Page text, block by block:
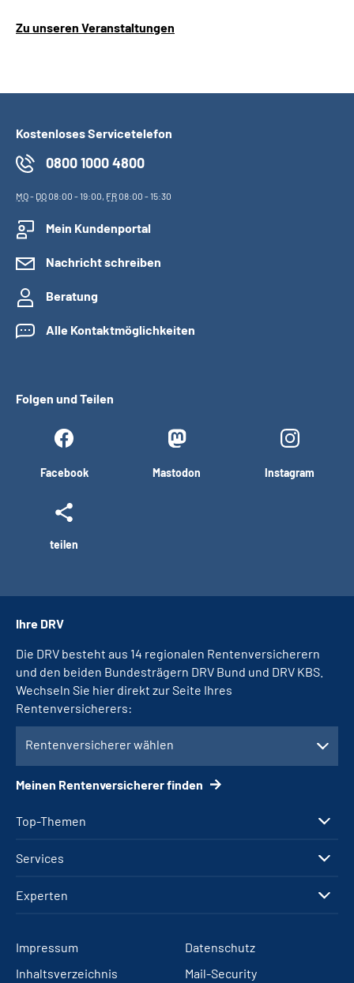
Zu unseren Veranstaltungen
Kostenloses Servicetelefon
0800 1000 4800
MO- DO08:00 - 19:00, FR08:00 - 15:30
Mein Kundenportal
Nachricht schreiben
Beratung
Alle Kontaktmöglichkeiten
Folgen und Teilen
Facebook Mastodon Instagram
teilen
Top-Themen
Services
Experten
Ihre DRV
Die DRV besteht aus 14 regionalen Rentenversicherern
und den beiden Bundesträgern DRV Bund und DRV KBS.
Wechseln Sie hier direkt zur Seite Ihres
Rentenversicherers:
Rentenversicherer wählen
Meinen Rentenversicherer finden
Impressum
Datenschutz
Inhaltsverzeichnis
Mail-Security